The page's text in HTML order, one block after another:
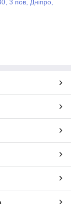
у вашій ванній
вашу ванну
3 пов, Дніпро,